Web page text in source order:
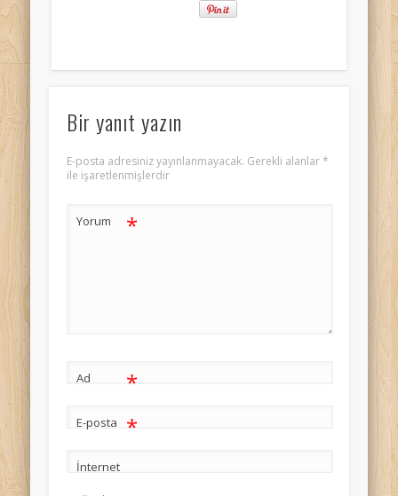
Bir yanıt yazın
E-posta adresiniz yayınlanmayacak. Gerekli alanlar*
ile işaretlenmişlerdir
Yorum *
Ad *
E-posta *
İnternet